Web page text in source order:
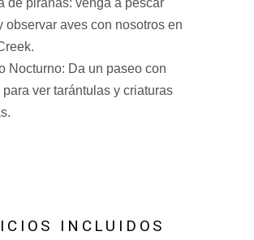
de pirañas: venga a pescar
observar aves con nosotros en
Nocturno: Da un paseo con
para ver tarántulas y criaturas
INCLUIDOS